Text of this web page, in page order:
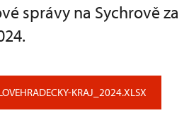
správy na Sychrově za
KRAJ_2024.XLSX